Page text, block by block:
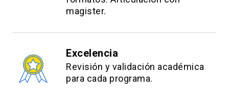
magister.
Excelencia
Revisión y validación académica
para cada programa.